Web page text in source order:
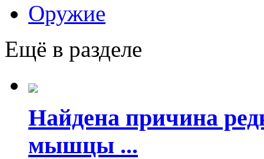
Оружие
Ещё в разделе
Найдена причина
мышцы ...